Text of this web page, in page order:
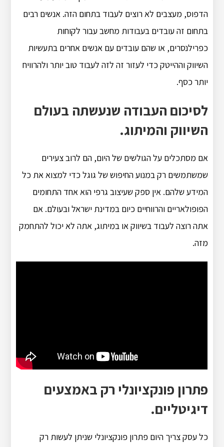
הדפוס, מעצבים לא רוצים לעבוד בתחום הזה. אנשים רבים
בתחום זה עובדים בעבודות מחשב עבור לקוחות
כפרילנסרים, או שהם עובדים עם אנשים אחרים בתעשיות
השיווק וההייטק כדי לעזור זה לזה לעבוד טוב יותר ולהרוויח
יותר כסף.
לסיכום העבודה שנעשתה בעולם
השיווק והמיתוג.
אם מסתכלים על הגולשים של היום, הם לרוב צעירים
שמשתמשים רק במנוע החיפוש של גוגל כדי למצוא את כל
המידע שלהם. אין ספק שעיצוב גרפי הוא אחד התחומים
הפופולאריים והרווחיים כיום במדינת ישראל ובעולם. אם
אתה רוצה לעבוד בשיווק או במיתוג, אתה לא יכול להתחמק
מזה.
פתרון פונקציונלי רק באמצעים
דיגיטליים.
כל עסק צריך היום פתרון פונקציונלי שניתן לעשות רק